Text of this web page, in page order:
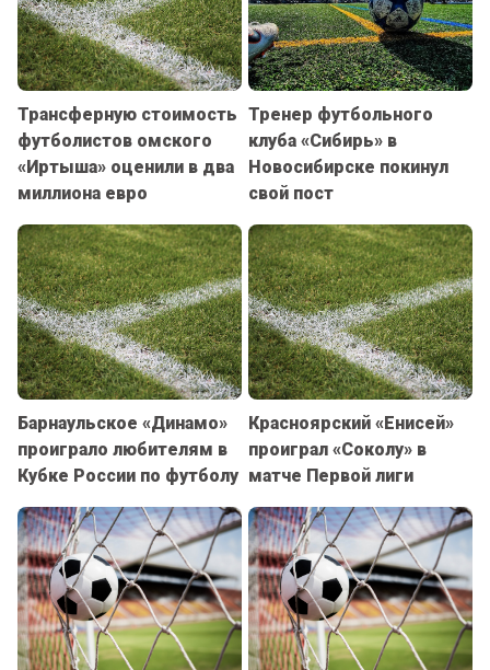
Трансферную стоимость
футболистов омского
«Иртыша» оценили в два
миллиона евро
Тренер футбольного
клуба «Сибирь» в
Новосибирске покинул
свой пост
Барнаульское «Динамо»
проиграло любителям в
Кубке России по футболу
Красноярский «Енисей»
проиграл «Соколу» в
матче Первой лиги